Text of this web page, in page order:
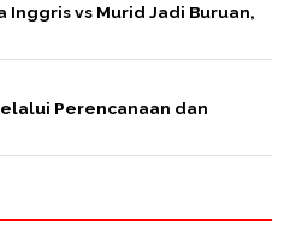
Inggris vs Murid Jadi Buruan,
Perencanaan dan